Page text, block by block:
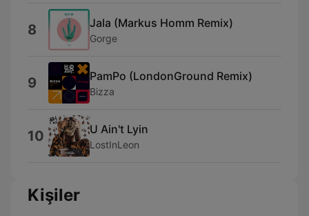
8 Jala (Markus Homm Remix)
Gorge
9 PamPo (LondonGround Remix)
Bizza
10 U Ain't Lyin
LostInLeon
Kişiler